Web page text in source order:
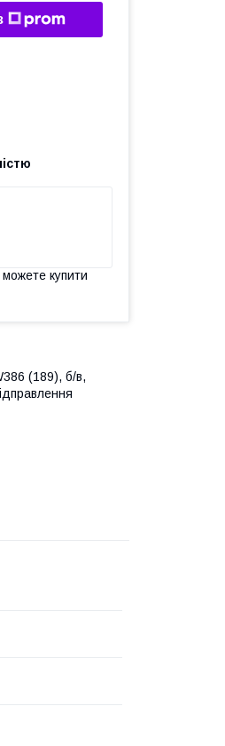
можете купити
(189), б/в,